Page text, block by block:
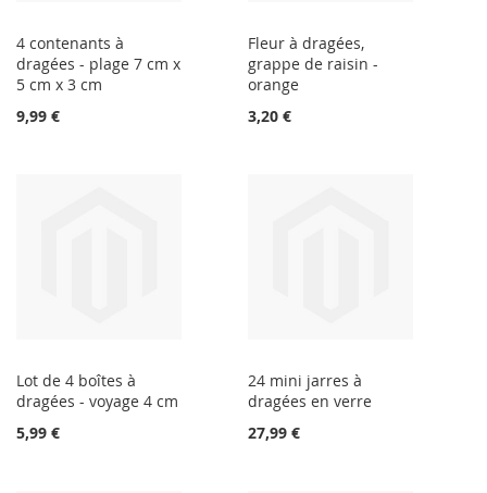
4 contenants à
dragées - plage 7 cm x
5 cm x 3 cm
9,99 €
Fleur à dragées,
grappe de raisin -
orange
3,20 €
Lot de 4 boîtes à
dragées - voyage 4 cm
5,99 €
24 mini jarres à
dragées en verre
27,99 €